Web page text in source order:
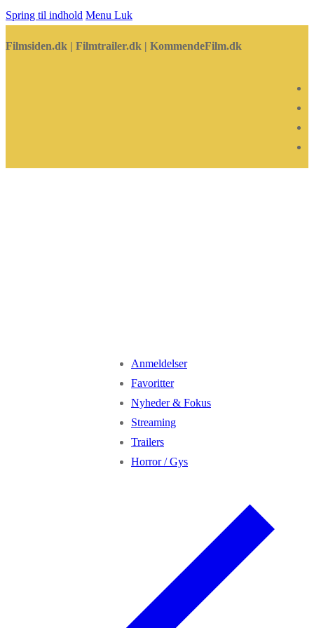
Spring til indhold Menu Luk
Filmsiden.dk | Filmtrailer.dk | KommendeFilm.dk
Anmeldelser
Favoritter
Nyheder & Fokus
Streaming
Trailers
Horror / Gys